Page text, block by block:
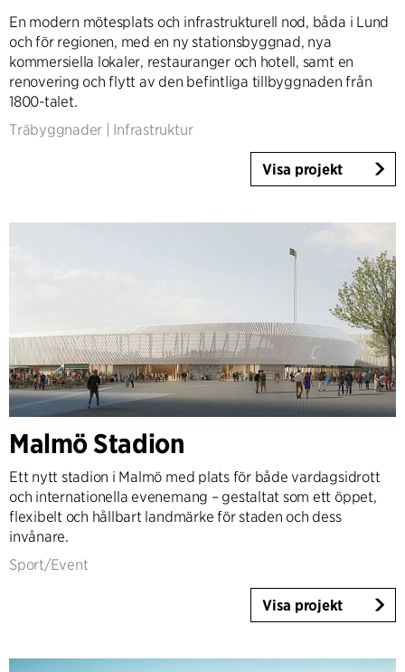
En modern mötesplats och infrastrukturell nod, båda i Lund
och för regionen, med en ny stationsbyggnad, nya
kommersiella lokaler, restauranger och hotell, samt en
renovering och flytt av den befintliga tillbyggnaden från
1800-talet.
Träbyggnader
Infrastruktur
Visa projekt
Malmö Stadion
Ett nytt stadion i Malmö med plats för både vardagsidrott
och internationella evenemang – gestaltat som ett öppet,
flexibelt och hållbart landmärke för staden och dess
invånare.
Sport/Event
Visa projekt